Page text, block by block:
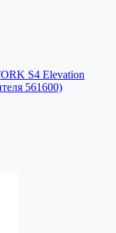
S4 Elevation
561600)